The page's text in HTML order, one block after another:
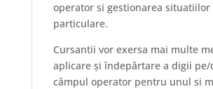
operator si gestionarea situatiilor
particulare.
Cursantii vor exersa mai multe
aplicare și îndepărtare a digii pe/
câmpul operator pentru unul si